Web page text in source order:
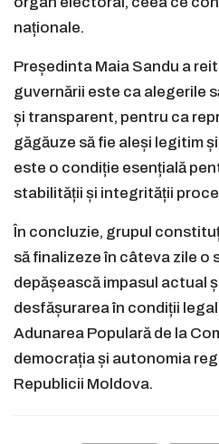
naționale.
Președinta Maia Sandu a
guvernării este ca alegerile
și transparent, pentru ca
găgăuze să fie aleși legitim
este o condiție esențială
stabilității și integrității
În concluzie, grupul
să finalizeze în câteva zile o
depășească impasul actual
desfășurarea în condiții
Adunarea Populară de la
democrația și autonomia
Republicii Moldova.